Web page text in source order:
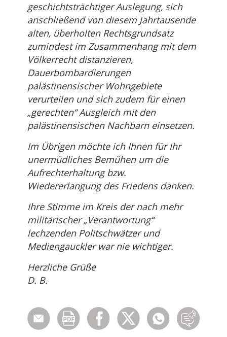
geschichtsträchtiger Auslegung, sich
anschließend von diesem Jahrtausende
alten, überholten Rechtsgrundsatz
zumindest im Zusammenhang mit dem
Völkerrecht distanzieren,
Dauerbombardierungen
palästinensischer Wohngebiete
verurteilen und sich zudem für einen
„gerechten“ Ausgleich mit den
palästinensischen Nachbarn einsetzen.
Im Übrigen möchte ich Ihnen für Ihr
unermüdliches Bemühen um die
Aufrechterhaltung bzw.
Wiedererlangung des Friedens danken.
Ihre Stimme im Kreis der nach mehr
militärischer „Verantwortung“
lechzenden Politschwätzer und
Mediengauckler war nie wichtiger.
Herzliche Grüße
D. B.